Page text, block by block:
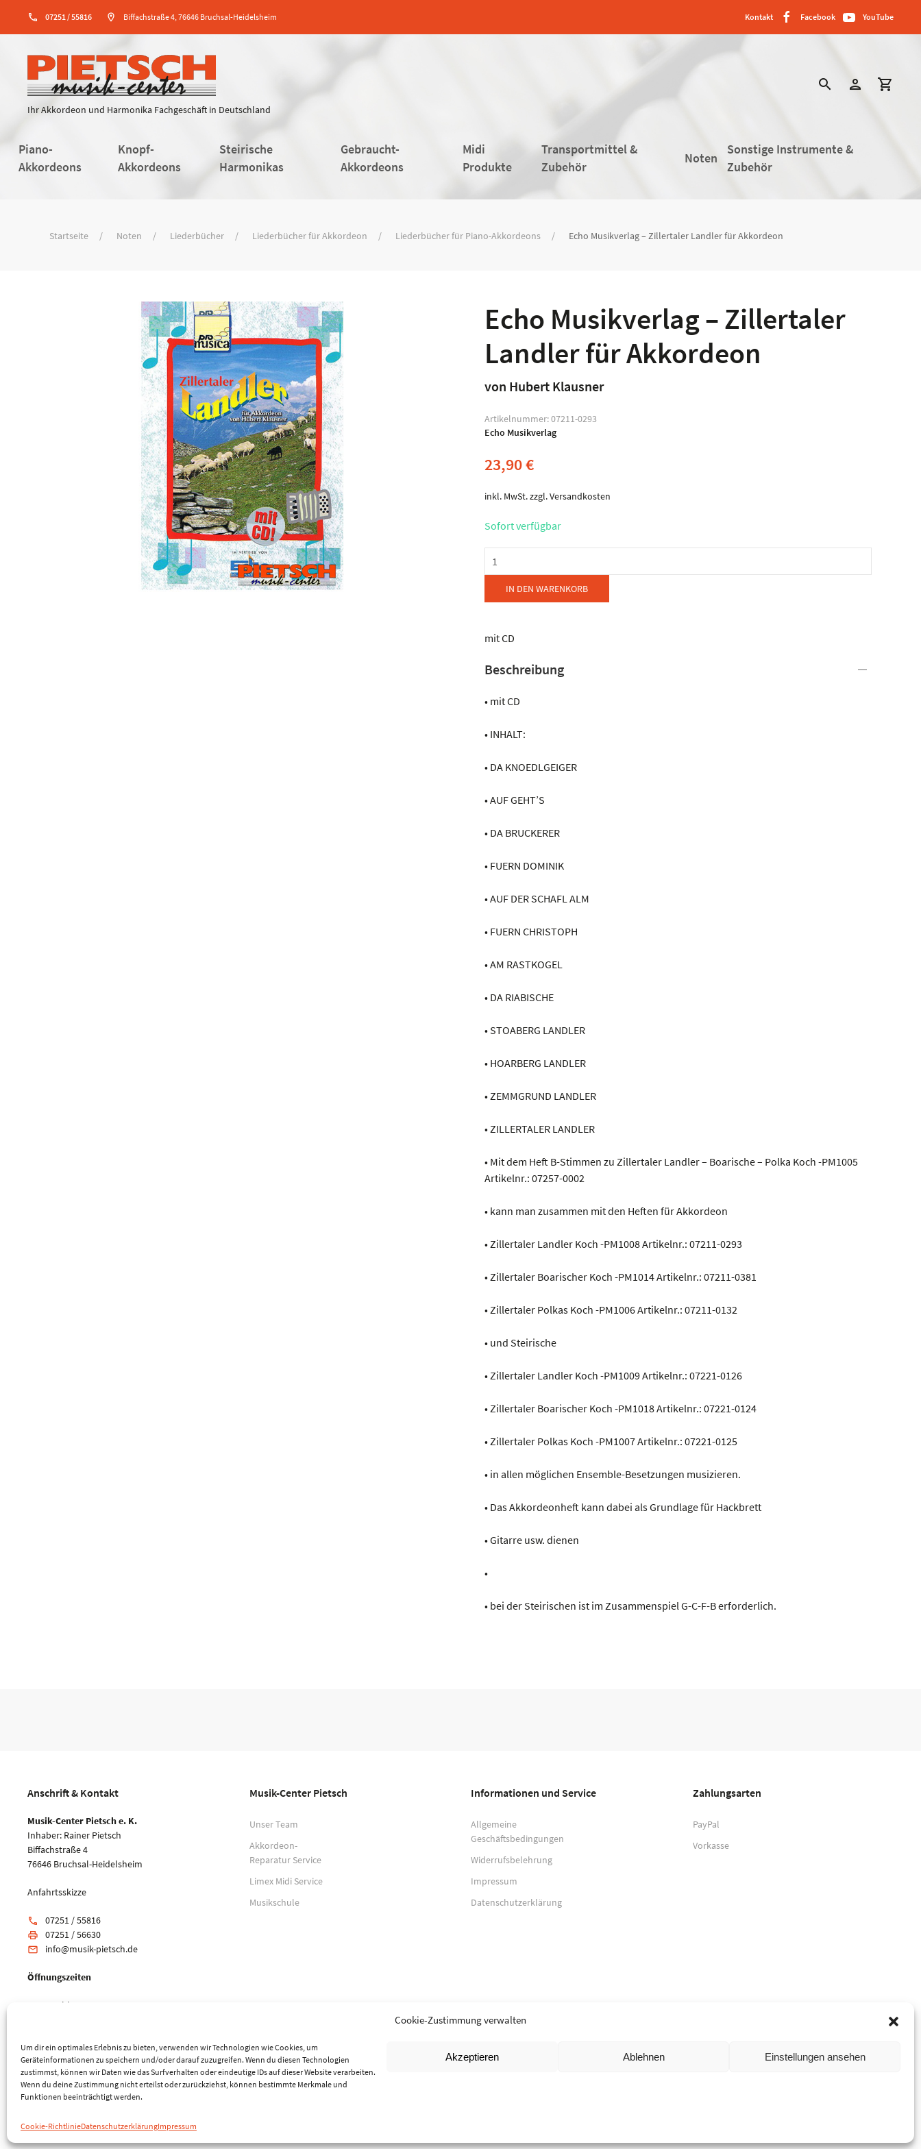
Cookie-Zustimmung verwalten
Um dir ein optimales Erlebnis zu bieten, verwenden wir Technologien wie Cookies, um
Geräteinformationen zu speichern und/oder darauf zuzugreifen. Wenn du diesen Technologien
zustimmst, können wir Daten wie das Surfverhalten oder eindeutige IDs auf dieser Website verarbeiten.
Wenn du deine Zustimmung nicht erteilst oder zurückziehst, können bestimmte Merkmale und
Funktionen beeinträchtigt werden.
Akzeptieren Ablehnen Einstellungen ansehen
Cookie-RichtlinieDatenschutzerklärungImpressum
phone 07251 / 55816 location_on Biffachstraße 4, 76646 Bruchsal-Heidelsheim Kontakt Facebook YouTube
Ihr Akkordeon und Harmonika Fachgeschäft in Deutschland
search person shopping_cart
Piano-
Akkordeons
Knopf-
Akkordeons
Steirische
Harmonikas
Gebraucht-
Akkordeons
Midi
Produkte
Transportmittel &
Zubehör
Noten
Sonstige Instrumente &
Zubehör
Startseite Noten Liederbücher Liederbücher für Akkordeon Liederbücher für Piano-Akkordeons Echo Musikverlag – Zillertaler Landler für Akkordeon
Echo Musikverlag – Zillertaler
Landler für Akkordeon
von Hubert Klausner
Artikelnummer:07211-0293
Echo Musikverlag
23,90€
inkl. MwSt.zzgl.Versandkosten
Sofort verfügbar
Echo
Musikverlag
Zillertaler
für
Menge
IN DEN WARENKORB
mit CD
Beschreibung
• mit CD
• INHALT:
• DA KNOEDLGEIGER
• AUF GEHT’S
• DA BRUCKERER
• FUERN DOMINIK
• AUF DER SCHAFL ALM
• FUERN CHRISTOPH
• AM RASTKOGEL
• DA RIABISCHE
• STOABERG LANDLER
• HOARBERG LANDLER
• ZEMMGRUND LANDLER
• ZILLERTALER LANDLER
• Mit dem Heft B-Stimmen zu Zillertaler Landler – Boarische – Polka Koch -PM1005
Artikelnr.: 07257-0002
• kann man zusammen mit den Heften für Akkordeon
• Zillertaler Landler Koch -PM1008 Artikelnr.: 07211-0293
• Zillertaler Boarischer Koch -PM1014 Artikelnr.: 07211-0381
• Zillertaler Polkas Koch -PM1006 Artikelnr.: 07211-0132
• und Steirische
• Zillertaler Landler Koch -PM1009 Artikelnr.: 07221-0126
• Zillertaler Boarischer Koch -PM1018 Artikelnr.: 07221-0124
• Zillertaler Polkas Koch -PM1007 Artikelnr.: 07221-0125
• in allen möglichen Ensemble-Besetzungen musizieren.
• Das Akkordeonheft kann dabei als Grundlage für Hackbrett
• Gitarre usw. dienen
•
• bei der Steirischen ist im Zusammenspiel G-C-F-B erforderlich.
Anschrift & Kontakt
Musik-Center Pietsch e. K.
Inhaber: Rainer Pietsch
Biffachstraße 4
76646 Bruchsal-Heidelsheim
Anfahrtsskizze
phone 07251 / 55816
print 07251 / 56630
email info@musik-pietsch.de
Öffnungszeiten
Mo: geschlossen
Musik-Center Pietsch
Unser Team
Akkordeon-
Reparatur Service
Limex Midi Service
Musikschule
Informationen und Service
Allgemeine
Geschäftsbedingungen
Widerrufsbelehrung
Impressum
Datenschutzerklärung
Zahlungsarten
PayPal
Vorkasse